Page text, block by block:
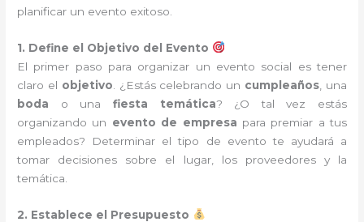
planificar un evento exitoso.
1. Define el Objetivo del Evento
El primer paso para organizar un evento social es tener
claro el objetivo . ¿Estás celebrando un cumpleaños , una
boda o una fiesta temática? ¿O tal vez estás
organizando un evento de empresa para premiar a tus
empleados? Determinar el tipo de evento te ayudará a
tomar decisiones sobre el lugar, los proveedores y la
temática.
2. Establece el Presupuesto